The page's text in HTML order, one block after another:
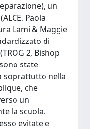
un
Paola
Lami & Maggie
di
2, Bishop
state
soprattutto nella
che
un
la scuola.
evitate e